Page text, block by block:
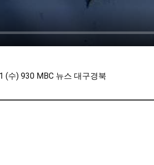
(수) 930 MBC 뉴스 대구경북